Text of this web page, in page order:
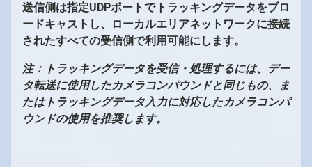
送信側は指定UDPポートでトラッキングデータをブロ
ードキャストし、ローカルエリアネットワークに接続
されたすべての受信側で利用可能にします。
注：トラッキングデータを受信・処理するには、デー
タ転送に使用したカメラコンパウンドと同じもの、ま
たはトラッキングデータ入力に対応したカメラコンパ
ウンドの使用を推奨します。